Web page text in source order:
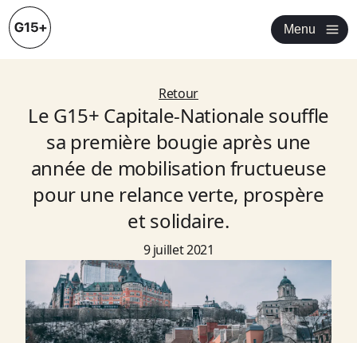
Menu
Retour
Le G15+ Capitale-Nationale souffle
sa première bougie après une
année de mobilisation fructueuse
pour une relance verte, prospère
et solidaire.
9 juillet 2021